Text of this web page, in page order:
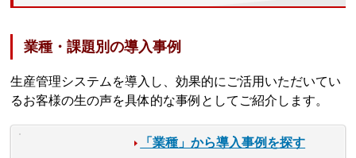
業種・課題別の導入事例
生産管理システムを導入し、効果的にご活用いただいてい
るお客様の生の声を具体的な事例としてご紹介します。
「業種」から導入事例を探す